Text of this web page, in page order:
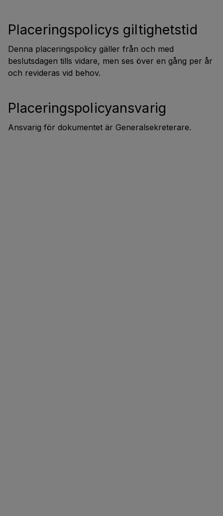
Placeringspolicys giltighetstid
Denna placeringspolicy gäller från och med
beslutsdagen tills vidare, men ses över en gång per år
och revideras vid behov.
Placeringspolicyansvarig
Ansvarig för dokumentet är Generalsekreterare.